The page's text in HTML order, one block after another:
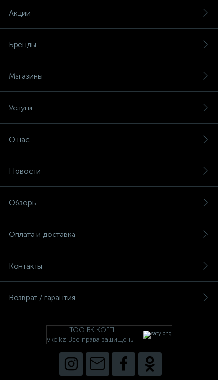
Акции
Бренды
Магазины
Услуги
О нас
Новости
Обзоры
Оплата и доставка
Контакты
Возврат / гарантия
ТОО ВК КОРП
vkc.kz Все права защищены